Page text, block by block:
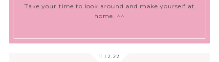
Take your time to look around and make yourself at
home. ^^
11.12.22